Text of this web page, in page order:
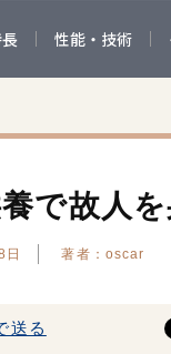
性能・技術
で故人
著者：oscar